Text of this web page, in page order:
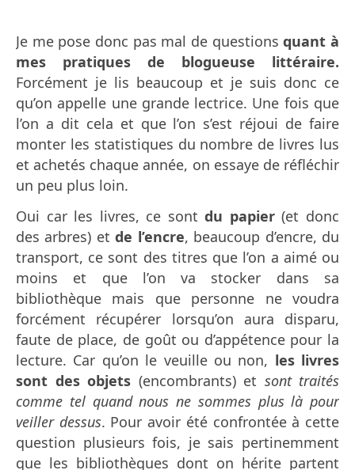
Je me pose donc pas mal de questionsquant à
mes pratiques de blogueuse littéraire.
Forcément je lis beaucoup et je suis donc ce
qu’on appelle une grande lectrice. Une fois que
l’on a dit cela et que l’on s’est réjoui de faire
monter les statistiques du nombre de livres lus
et achetés chaque année, on essaye de réfléchir
un peu plus loin.
Oui car les livres, ce sontdu papier(et donc
des arbres) etde l’encre, beaucoup d’encre, du
transport, ce sont des titres que l’on a aimé ou
moins et que l’on va stocker dans sa
bibliothèque mais que personne ne voudra
forcément récupérer lorsqu’on aura disparu,
faute de place, de goût ou d’appétence pour la
lecture. Car qu’on le veuille ou non, les livres
sont des objets (encombrants) et sont traités
comme tel quand nous ne sommes plus là pour
veiller dessus. Pour avoir été confrontée à cette
question plusieurs fois, je sais pertinemment
que les bibliothèques dont on hérite partent